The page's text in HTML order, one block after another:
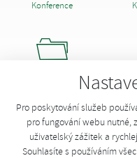
Pro poskytování služeb
pro fungování webu nutné,
uživatelský zážitek a
Souhlasíte s používáním
Konference
Dokumenty CzBA
Opravit
Chcete opravit údaje